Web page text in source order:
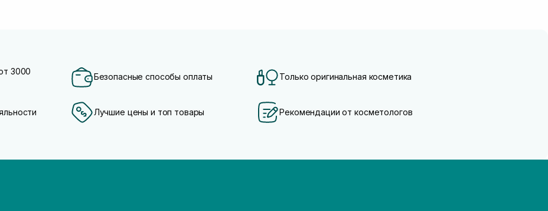
3000
Безопасные способы оплаты Только оригинальная косметика
Лучшие цены и топ товары Рекомендации от косметологов